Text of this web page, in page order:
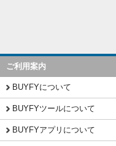
ご利用案内
BUYFYについて
BUYFYツールについて
BUYFYアプリについて